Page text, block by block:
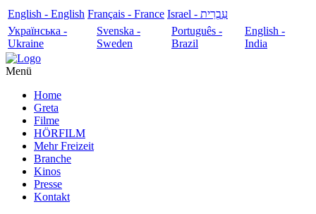
English - English Français - France
עִבְרִית - Israel
Українська -
Ukraine
Svenska -
Sweden
Português -
Brazil
English -
India
Menü
Home
Greta
Filme
HÖRFILM
Mehr Freizeit
Branche
Kinos
Presse
Kontakt